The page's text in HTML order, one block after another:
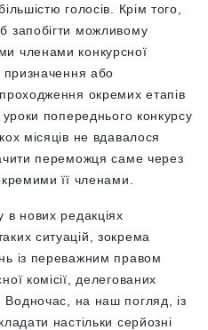
голосів. Крім того,
запобігти можливому
членами конкурсної
призначення або
окремих етапів
попереднього конкурсу
місяців не вдавалося
переможця саме через
її членами.
в нових редакціях
ситуацій, зокрема
із переважним правом
комісії, делегованих
на наш погляд, із
настільки серйозні